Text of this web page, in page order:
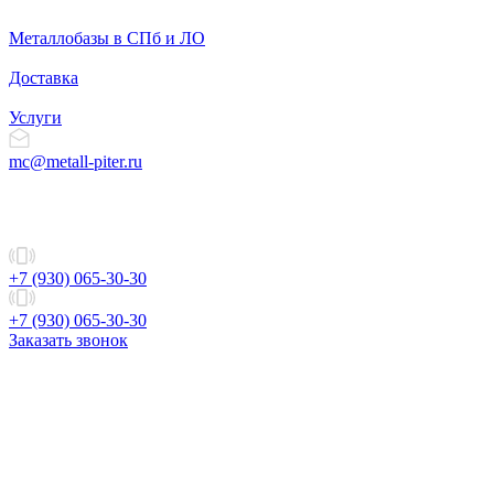
Металлобазы в СПб и ЛО
Доставка
Услуги
mc@metall-piter.ru
+7 (930) 065-30-30
+7 (930) 065-30-30
Заказать звонок